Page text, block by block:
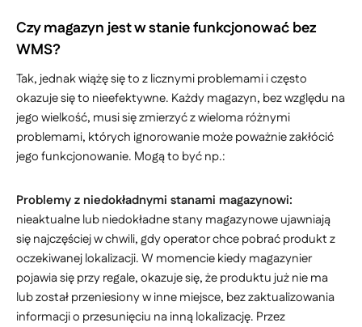
Czy magazyn jest w stanie funkcjonować bez
WMS?
Tak, jednak wiążę się to z licznymi problemami i często
okazuje się to nieefektywne. Każdy magazyn, bez względu na
jego wielkość, musi się zmierzyć z wieloma różnymi
problemami, których ignorowanie może poważnie zakłócić
jego funkcjonowanie. Mogą to być np.:
Problemy z niedokładnymi stanami magazynowi:
nieaktualne lub niedokładne stany magazynowe ujawniają
się najczęściej w chwili, gdy operator chce pobrać produkt z
oczekiwanej lokalizacji. W momencie kiedy magazynier
pojawia się przy regale, okazuje się, że produktu już nie ma
lub został przeniesiony w inne miejsce, bez zaktualizowania
informacji o przesunięciu na inną lokalizację. Przez